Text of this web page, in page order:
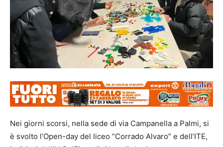
Nei giorni scorsi, nella sede di via Campanella a Palmi, si
è svolto l’Open-day del liceo “Corrado Alvaro” e dell’ITE,